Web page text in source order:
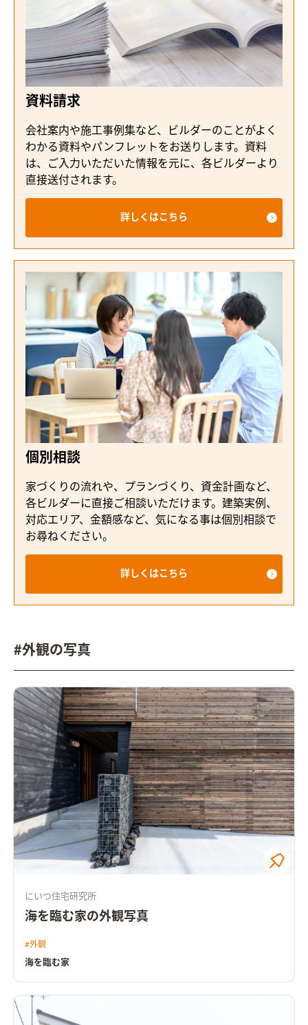
資料請求
会社案内や施工事例集など、ビルダーのことがよく
わかる資料やパンフレットをお送りします。資料
は、ご入力いただいた情報を元に、各ビルダーより
直接送付されます。
詳しくはこちら
個別相談
家づくりの流れや、プランづくり、資金計画など、
各ビルダーに直接ご相談いただけます。建築実例、
対応エリア、金額感など、気になる事は個別相談で
お尋ねください。
詳しくはこちら
#外観の写真
にいつ住宅研究所
海を臨む家の外観写真
#外観
海を臨む家